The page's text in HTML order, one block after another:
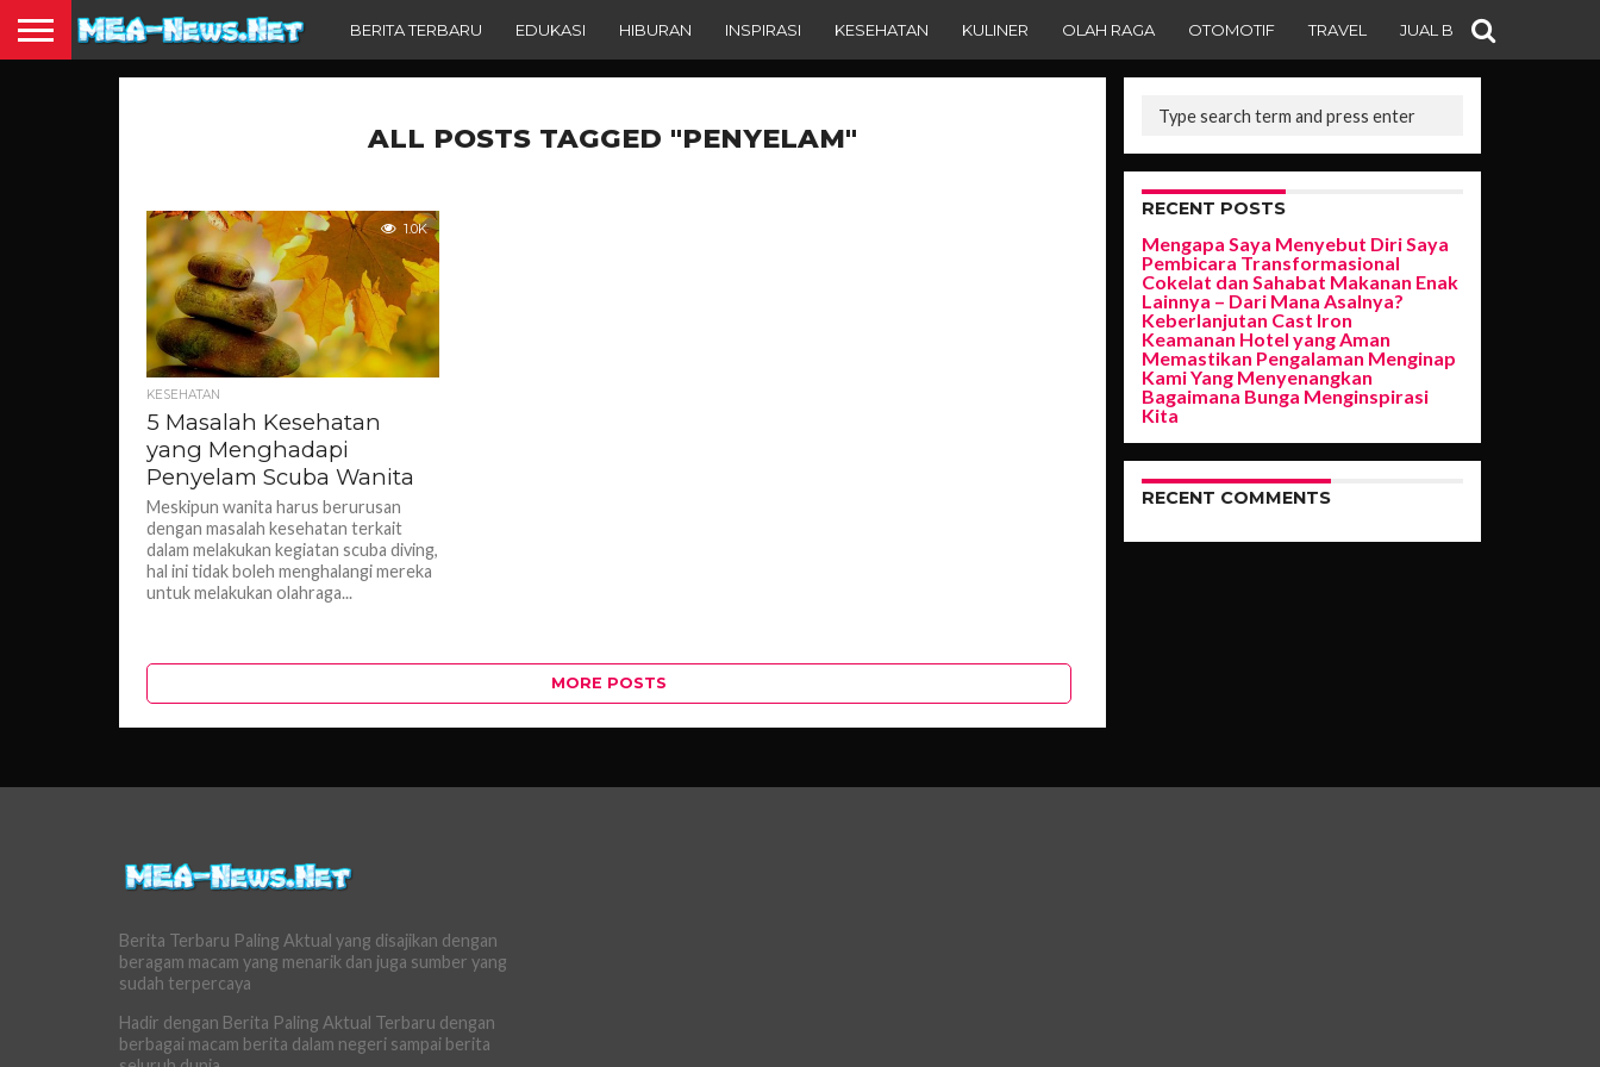
BERITA TERBARU EDUKASI HIBURAN INSPIRASI KESEHATAN KULINER OLAH RAGA OTOMOTIF TRAVEL JUAL BELI
ALL POSTS TAGGED "PENYELAM"
1.0K
KESEHATAN
5 Masalah Kesehatan
yang Menghadapi
Penyelam Scuba Wanita
Meskipun wanita harus berurusan
dengan masalah kesehatan terkait
dalam melakukan kegiatan scuba diving,
hal ini tidak boleh menghalangi mereka
untuk melakukan olahraga...
MORE POSTS
RECENT POSTS
Mengapa Saya Menyebut Diri Saya
Pembicara Transformasional
Cokelat dan Sahabat Makanan Enak
Lainnya – Dari Mana Asalnya?
Keberlanjutan Cast Iron
Keamanan Hotel yang Aman
Memastikan Pengalaman Menginap
Kami Yang Menyenangkan
Bagaimana Bunga Menginspirasi
Kita
RECENT COMMENTS
Berita Terbaru Paling Aktual yang disajikan dengan
beragam macam yang menarik dan juga sumber yang
sudah terpercaya
Hadir dengan Berita Paling Aktual Terbaru dengan
berbagai macam berita dalam negeri sampai berita